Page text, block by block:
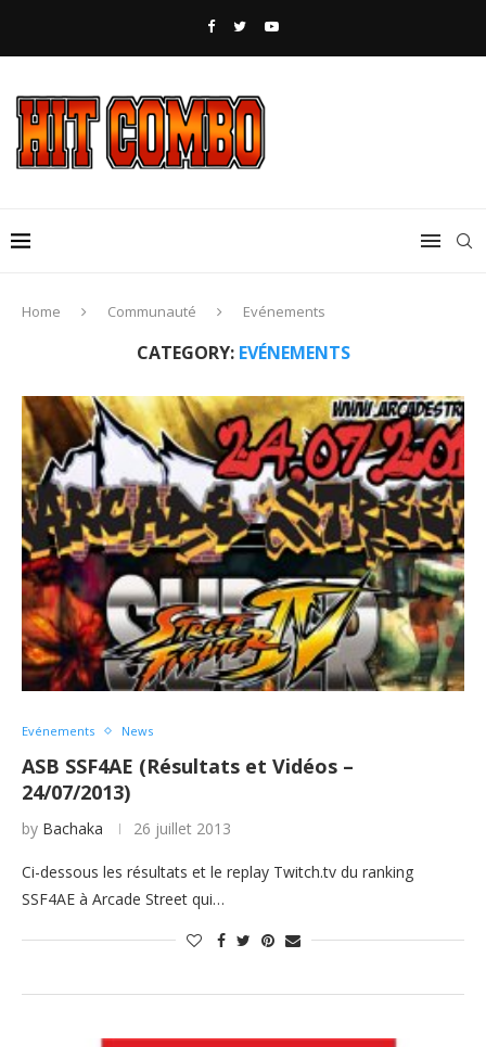
Home Communauté Evénements
CATEGORY: EVÉNEMENTS
Evénements News
ASB SSF4AE (Résultats et Vidéos –
24/07/2013)
by Bachaka 26 juillet 2013
Ci-dessous les résultats et le replay Twitch.tv du ranking
SSF4AE à Arcade Street qui…